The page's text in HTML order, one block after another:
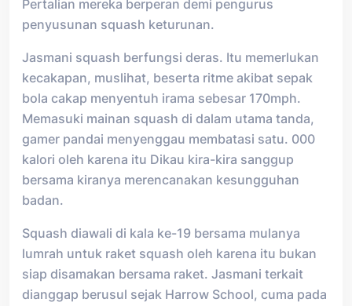
Pertalian mereka berperan demi pengurus
penyusunan squash keturunan.
Jasmani squash berfungsi deras. Itu memerlukan
kecakapan, muslihat, beserta ritme akibat sepak
bola cakap menyentuh irama sebesar 170mph.
Memasuki mainan squash di dalam utama tanda,
gamer pandai menyenggau membatasi satu. 000
kalori oleh karena itu Dikau kira-kira sanggup
bersama kiranya merencanakan kesungguhan
badan.
Squash diawali di kala ke-19 bersama mulanya
lumrah untuk raket squash oleh karena itu bukan
siap disamakan bersama raket. Jasmani terkait
dianggap berusul sejak Harrow School, cuma pada